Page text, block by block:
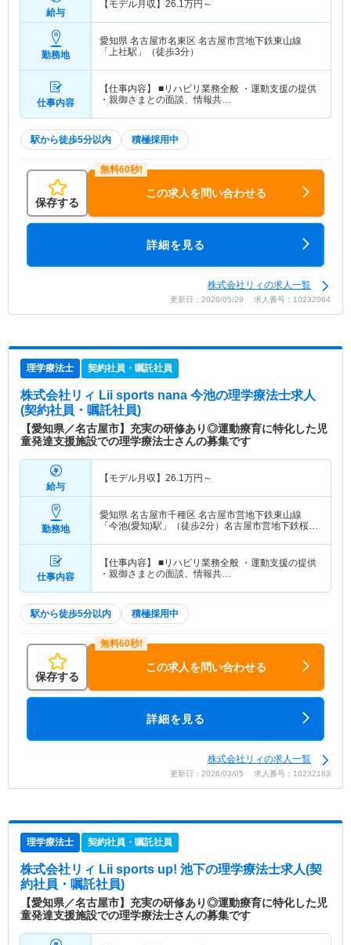
給与
【モデル月収】 26.1万円～
勤務地
愛知県 名古屋市名東区 名古屋市営地下鉄東山線
「上社駅」（徒歩3分）
仕事内容
【仕事内容】 ■リハビリ業務全般 ・運動支援の提供
・親御さまとの面談、情報共…
駅から徒歩5分以内 積極採用中
保存する
この求人を問い合わせる
詳細を見る
株式会社リィの求人一覧
更新日：2026/05/29 求人番号：10232064
理学療法士 契約社員・嘱託社員
株式会社リィ Lii sports nana 今池の理学療法士求人
(契約社員・嘱託社員)
【愛知県／名古屋市】充実の研修あり◎運動療育に特化した児
童発達支援施設での理学療法士さんの募集です
給与
【モデル月収】 26.1万円～
勤務地
愛知県 名古屋市千種区 名古屋市営地下鉄東山線
「今池(愛知)駅」（徒歩2分）名古屋市営地下鉄桜通
仕事内容
【仕事内容】 ■リハビリ業務全般 ・運動支援の提供
・親御さまとの面談、情報共…
駅から徒歩5分以内 積極採用中
保存する
この求人を問い合わせる
詳細を見る
株式会社リィの求人一覧
更新日：2026/03/05 求人番号：10232183
理学療法士 契約社員・嘱託社員
株式会社リィ Lii sports up! 池下の理学療法士求人(契
約社員・嘱託社員)
【愛知県／名古屋市】充実の研修あり◎運動療育に特化した児
童発達支援施設での理学療法士さんの募集です